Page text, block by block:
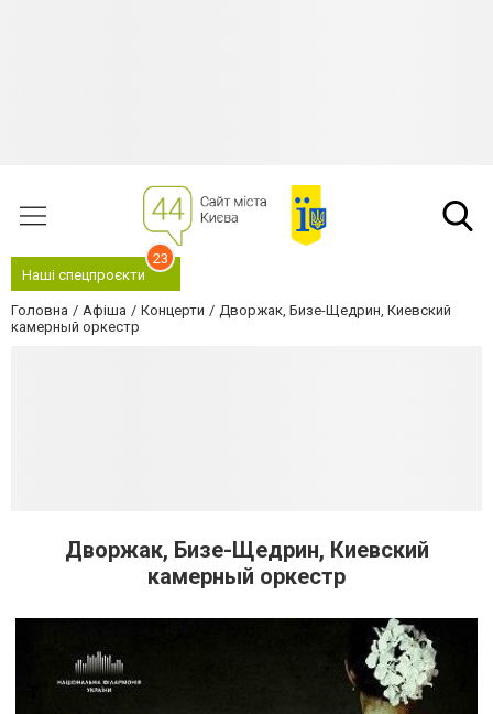
Наші спецпроєкти
23
Головна Афіша Концерти
Дворжак, Бизе-Щедрин, Киевский
камерный оркестр
Дворжак, Бизе-Щедрин, Киевский
камерный оркестр